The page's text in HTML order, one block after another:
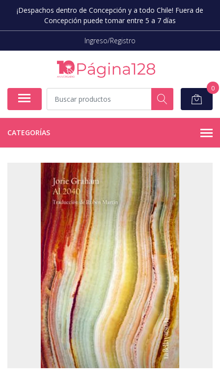
¡Despachos dentro de Concepción y a todo Chile! Fuera de
Concepción puede tomar entre 5 a 7 días
Ingreso/Registro
0
CATEGORÍAS